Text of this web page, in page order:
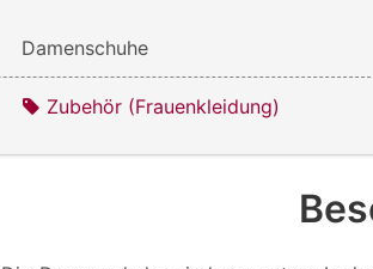
Damenschuhe
Zubehör (Frauenkleidung)